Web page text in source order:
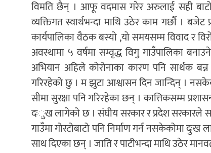
विमति छैन् । आफू वदमास गरेर अरुलाई सही
व्यक्तिगत स्वार्थभन्दा माथि उठेर काम गर्छौ ।
कार्यपालिका वैठक बस्यो ,यो समयसम्म विवाद र
अवस्थामा ५ वर्षमा सम्वृद्ध विगु गाउँपालिका
अभियान अहिले कोरोनाका कारण पनि सार्थक
गरिरहेको छु । म झुटा आश्वासन दिन जान्दिन् ।
सीमा सुरक्षा पनि गरिरहेका छन् । कात्तिकसम्म
दःुख लागेको छ । संघीय सरकार र प्रदेश सरकारले
गाउँमा गोरटोबाटो पनि निर्माण गर्न नसकेकोमा
साथ दिएका छन् । जाति र पाटीभन्दा माथि उठेर